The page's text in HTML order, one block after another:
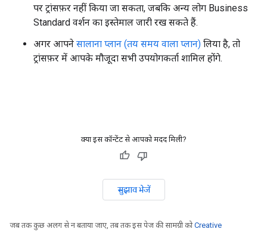
पर ट्रांसफ़र नहीं किया जा सकता, जबकि अन्य लोग Business
Standard वर्शन का इस्तेमाल जारी रख सकते हैं.
अगर आपने सालाना प्लान (तय समय वाला प्लान) लिया है, तो
ट्रांसफ़र में आपके मौजूदा सभी उपयोगकर्ता शामिल होंगे.
क्या इस कॉन्टेंट से आपको मदद मिली?
सुझाव भेजें
जब तक कुछ अलग से न बताया जाए, तब तक इस पेज की सामग्री कोCreative